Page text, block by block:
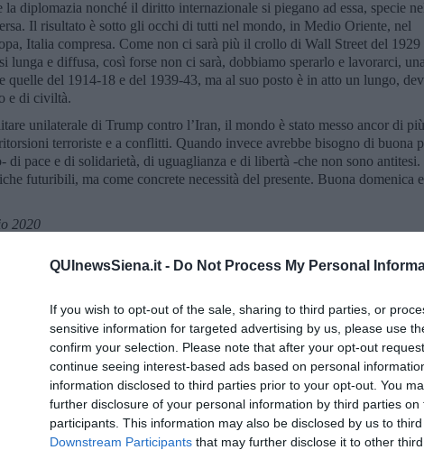
QUInewsSiena.it - Do Not Process My Personal
If you wish to opt-out of the sale, sharing to third parties, or
sensitive information for targeted advertising by us, please use
confirm your selection. Please note that after your opt-out
continue seeing interest-based ads based on personal
information disclosed to third parties prior to your opt-out. You
further disclosure of your personal information by third parties on
participants. This information may also be disclosed by us to
Downstream Participants that may further disclose it to other third
la diplomazia nonché il diritto internazionale si piegano ad essa, specie
Il risultato è sotto gli occhi di tutti nel mondo, in Medio Oriente, nel
Italia compresa. Come non ci sarà più il crollo di Wall Street del 1929
lunga e diffusa, così forse non ci sarà, dobbiamo sperarlo e lavorarci,
quelle del 1914-18 e del 1939-43, ma al suo posto è in atto un lungo,
e di civiltà.
unilaterale di Trump contro l’Iran, il mondo è stato messo ancor di
terroriste e a conflitti. Quando invece avrebbe bisogno di buona
di pace e di solidarietà, di uguaglianza e di libertà -che non sono antitesi.
futuribili, ma come concrete necessità del presente. Buona domenica
2020